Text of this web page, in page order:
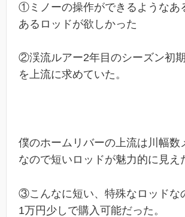
①ミノーの操作ができるようなあ
あるロッドが欲しかった
②渓流ルアー2年目のシーズン初
を上流に求めていた。
僕のホームリバーの上流は川幅数
なので短いロッドが魅力的に見え
③こんなに短い、特殊なロッドな
1万円少しで購入可能だった。